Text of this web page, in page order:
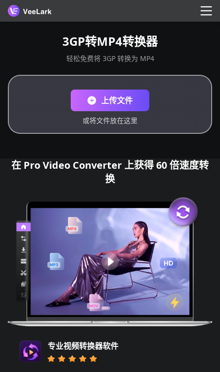
3GP转MP4转换器
轻松免费将 3GP 转换为 MP4
上传文件
或将文件放在这里
在 Pro Video Converter 上获得 60 倍速度转
换
专业视频转换器软件